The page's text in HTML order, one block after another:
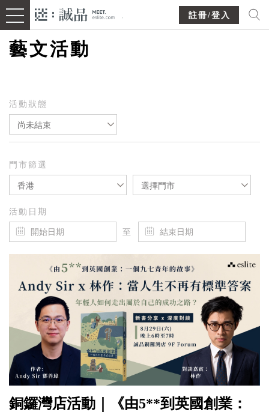
註冊/登入
藝文活動
活動狀態
尚未結束
門市篩選
香港 選擇門市
活動日期
至
銅鑼灣店活動｜《由5**到英國創業：